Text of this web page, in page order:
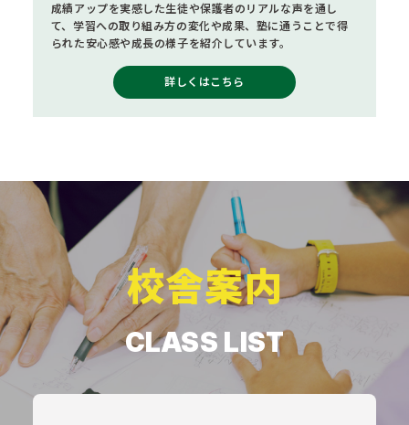
成績アップを実感した生徒や保護者のリアルな声を通し
て、学習への取り組み方の変化や成果、塾に通うことで得
られた安心感や成長の様子を紹介しています。
詳しくはこちら
校舎案内
CLASS LIST